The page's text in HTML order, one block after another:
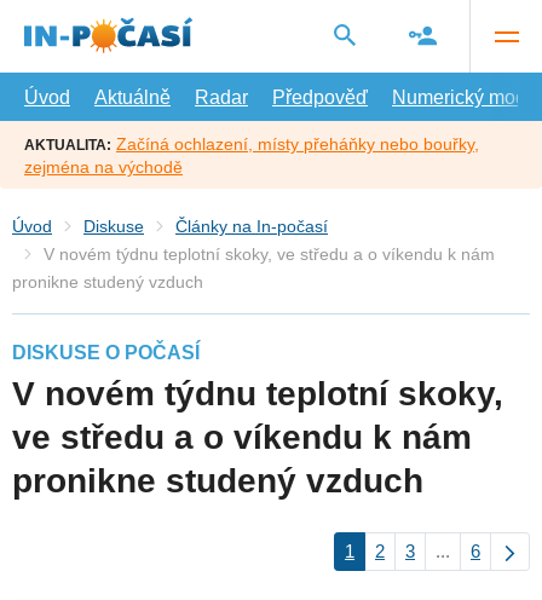
hlavní
Úvod
Aktuálně Radar Předpověď Numerický model
AKTUALITA: Začíná ochlazení, místy přeháňky nebo bouřky,
zejména na východě
Úvod Diskuse
Články na In-počasí
V novém týdnu teplotní skoky, ve středu a o víkendu k nám
pronikne studený vzduch
DISKUSE O POČASÍ
V novém týdnu teplotní skoky,
ve středu a o víkendu k nám
pronikne studený vzduch
1 2 3 ... 6